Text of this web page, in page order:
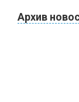
Архив